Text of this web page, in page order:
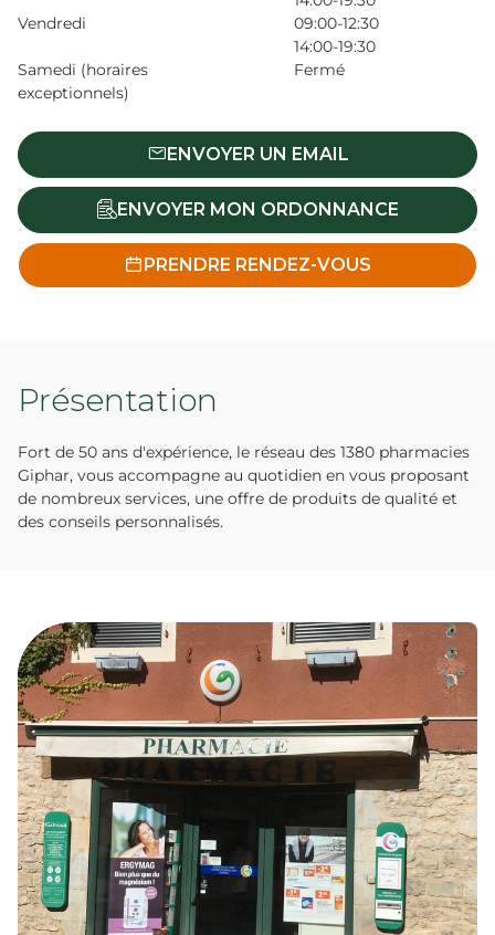
Vendredi
09:00-12:30
14:00-19:30
Samedi (horaires
exceptionnels)
Fermé
ENVOYER UN EMAIL
ENVOYER MON ORDONNANCE
PRENDRE RENDEZ-VOUS
Présentation
Fort de 50 ans d'expérience, le réseau des 1380 pharmacies
Giphar, vous accompagne au quotidien en vous proposant
de nombreux services, une offre de produits de qualité et
des conseils personnalisés.